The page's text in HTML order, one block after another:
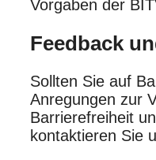
Vorgaben der
Feedback
Sollten Sie auf
Anregungen zur
Barrierefreiheit
kontaktieren Sie